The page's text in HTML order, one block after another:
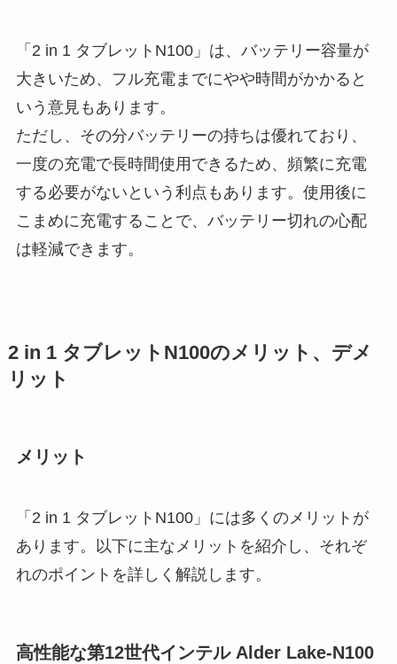
「2 in 1 タブレットN100」は、バッテリー容量が
大きいため、フル充電までにやや時間がかかると
いう意見もあります。
ただし、その分バッテリーの持ちは優れており、
一度の充電で長時間使用できるため、頻繁に充電
する必要がないという利点もあります。使用後に
こまめに充電することで、バッテリー切れの心配
は軽減できます。
2 in 1 タブレットN100のメリット、デメ
リット
メリット
「2 in 1 タブレットN100」には多くのメリットが
あります。以下に主なメリットを紹介し、それぞ
れのポイントを詳しく解説します。
高性能な第12世代インテル Alder Lake-N100